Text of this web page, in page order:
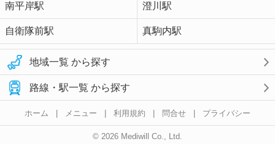
南平岸駅 澄川駅
自衛隊前駅 真駒内駅
地域一覧 から探す
路線・駅一覧 から探す
ホーム | メニュー | 利用規約 | 問合せ | プライバシー
© 2026 Mediwill Co., Ltd.